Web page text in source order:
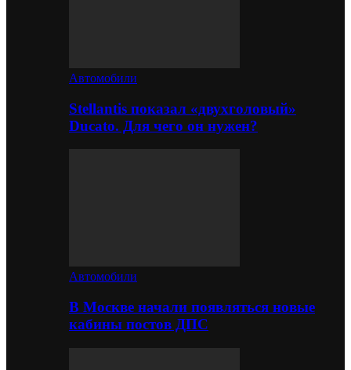
Автомобили
Stellantis показал «двухголовый»
Ducato. Для чего он нужен?
Автомобили
В Москве начали появляться новые
кабины постов ДПС